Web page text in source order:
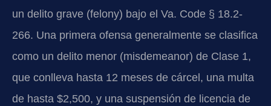
un delito grave (felony) bajo el Va. Code § 18.2-
266. Una primera ofensa generalmente se clasifica
como un delito menor (misdemeanor) de Clase 1,
que conlleva hasta 12 meses de cárcel, una multa
de hasta $2,500, y una suspensión de licencia de